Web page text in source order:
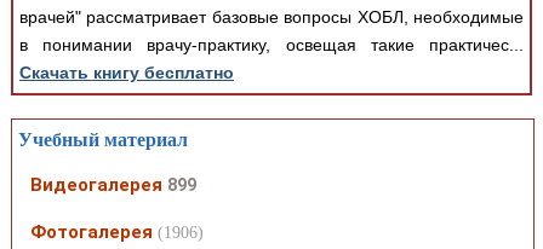
врачей" рассматривает базовые вопросы ХОБЛ, необходимые
в понимании врачу-практику, освещая такие практичес...
Скачать книгу бесплатно
Учебный материал
Видеогалерея 899
Фотогалерея (1906)